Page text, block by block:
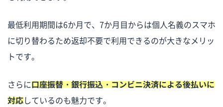
最低利用期間は6か月で、7か月目からは個人名義のスマホ
に切り替わるため返却不要で利用できるのが大きなメリッ
トです。
さらに口座振替・銀行振込・コンビニ決済による後払いに
対応しているのも魅力です。